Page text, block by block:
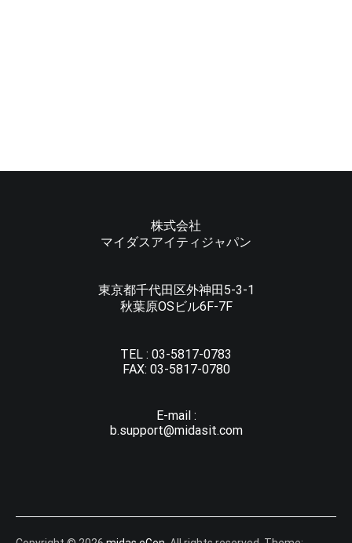
株式会社
マイダスアイティジャパン
東京都千代田区外神田5-3-1
秋葉原OSビル6F-7F
TEL : 03-5817-0783
FAX: 03-5817-0780
E-mail :
b.support@midasit.com